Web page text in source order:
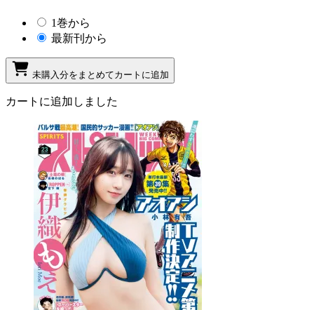
1巻から
最新刊から
未購入分をまとめてカートに追加
カートに追加しました